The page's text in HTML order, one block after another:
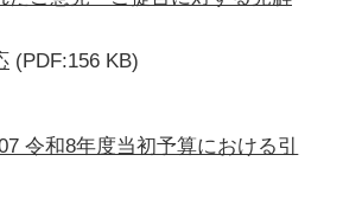
(PDF:156 KB)
令和8年度当初予算における引